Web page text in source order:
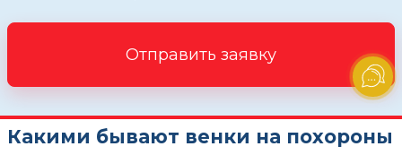
Отправить заявку
Какими бывают венки на похороны